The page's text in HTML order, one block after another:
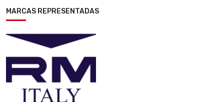
MARCAS REPRESENTADAS